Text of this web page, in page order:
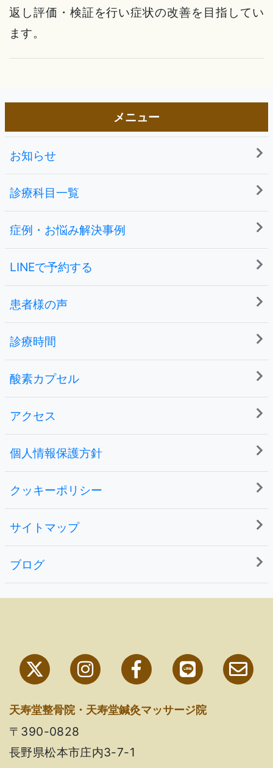
返し評価・検証を行い症状の改善を目指してい
ます。
メニュー
お知らせ
診療科目一覧
症例・お悩み解決事例
LINEで予約する
患者様の声
診療時間
酸素カプセル
アクセス
個人情報保護方針
クッキーポリシー
サイトマップ
ブログ
天寿堂整骨院・天寿堂鍼灸マッサージ院
〒390-0828
長野県松本市庄内3-7-1